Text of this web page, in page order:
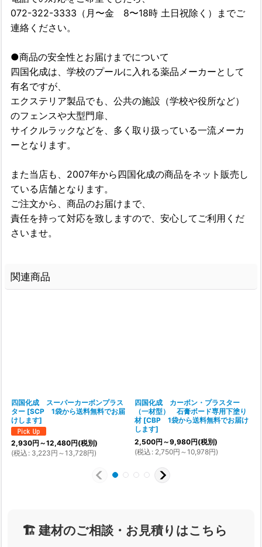
072-322-3333（月〜金 8〜18時 土日祝除く）までご
連絡ください。
●商品の安全性とお届けまでについて
四国化成は、学校のプールに入れる薬品メーカーとして
有名ですが、
エクステリア製品でも、公共の施設（学校や役所など）
のフェンスや大型門扉、
サイクルラックなどを、多く取り扱っている一流メーカ
ーとなります。
また当店も、2007年から四国化成の商品をネット販売し
ている店舗となります。
ご注文から、商品のお届けまで、
責任を持って対応を致しますので、安心してご利用くだ
さいませ。
関連商品
四国化成 スーパーカーボンプラス
ター [SCP 1袋から送料無料でお届
けします]
2,930円 ～12,480円(税別)
(税込 : 3,223円 ～13,728円)
四国化成 カーボン・プラスター
（一材型） 石膏ボード専用下塗り
材 [CBP 1袋から送料無料でお届け
します]
2,500円 ～9,980円(税別)
(税込 : 2,750円 ～10,978円)
🏗️ 建材のご相談・お見積りはこちら